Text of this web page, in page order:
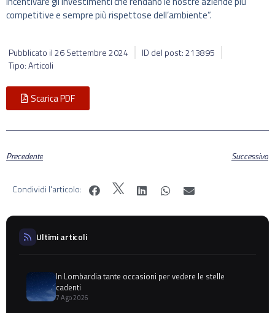
competitive e sempre più rispettose dell’ambiente”.
Pubblicato il26 Settembre 2024
ID del post: 213895
Tipo: Articoli
Scarica PDF
Precedente Successivo
Condividi l'articolo:
Ultimi articoli
In Lombardia tante occasioni per vedere le stelle
cadenti
7 Ago 2026